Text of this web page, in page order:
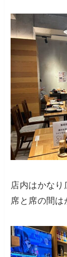
店内はかなり
席と席の間は